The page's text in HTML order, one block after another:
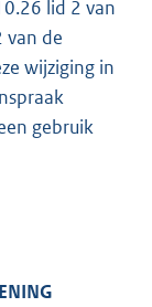
lid 2 van
van de
wijziging in
gebruik